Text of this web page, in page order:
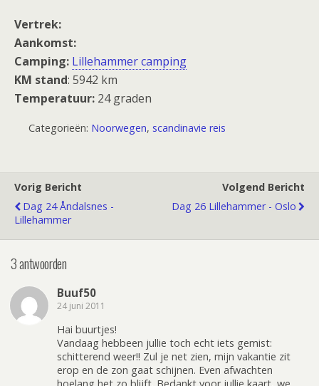
Vertrek:
Aankomst:
Camping: Lillehammer camping
KM stand: 5942 km
Temperatuur: 24 graden
Categorieën: Noorwegen, scandinavie reis
Vorig Bericht
Dag 24 Åndalsnes -
Lillehammer
Volgend Bericht
Dag 26 Lillehammer - Oslo
3 antwoorden
Buuf50
24 juni 2011
Hai buurtjes!
Vandaag hebbeen jullie toch echt iets gemist:
schitterend weer!! Zul je net zien, mijn vakantie zit
erop en de zon gaat schijnen. Even afwachten
hoelang het zo blijft. Bedankt voor jullie kaart, we